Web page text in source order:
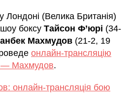
Лондоні (Велика Британія)
боксу Тайсон Ф’юрі (34-
Махмудов (21-2, 19
онлайн-трансляцію
— Махмудов.
онлайн-трансляція бою